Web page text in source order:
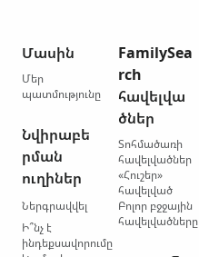
Մասին
Մեր
պատմությունը
Նվիրաբե
րման
ուղիներ
Ներգրավվել
Ի՞նչ է
ինդեքսավորումը
FamilySea
rch
հավելվա
ծներ
Տոհմածառի
հավելվածներ
«Հուշեր»
հավելված
Բոլոր բջջային
հավելվածները